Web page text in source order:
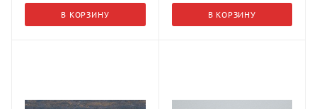
В КОРЗИНУ В КОРЗИНУ